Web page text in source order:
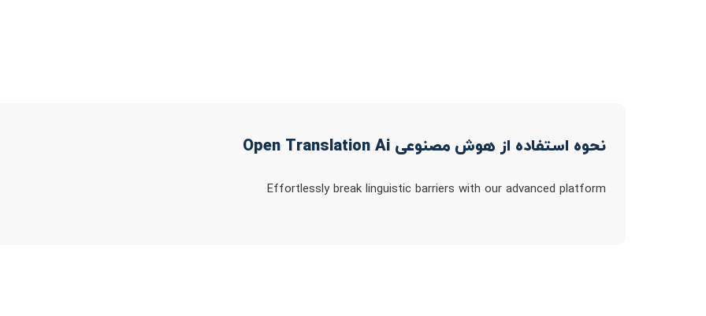
نحوه استفاده از هوش مصنوعی Open Translation Ai
Effortlessly break linguistic barriers with our advanced platform